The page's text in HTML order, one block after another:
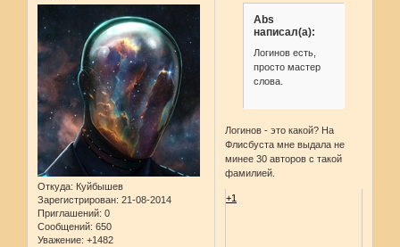
Откуда: Куйбышев
Зарегистрирован: 21-08-2014
Приглашений: 0
Сообщений: 650
Уважение: +1482
Abs
написал(а):
Логинов есть,
просто мастер
слова.
Логинов - это какой? На
Флисбуста мне выдала не
минее 30 авторов с такой
фамилией.
+1